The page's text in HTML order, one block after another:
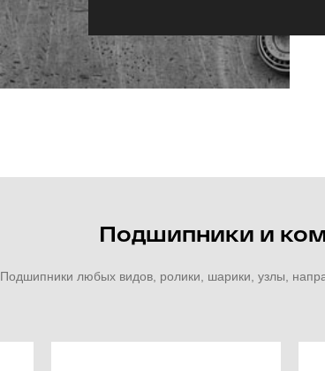
Подшипники и
Подшипники любых видов, ролики, шарики, узлы,